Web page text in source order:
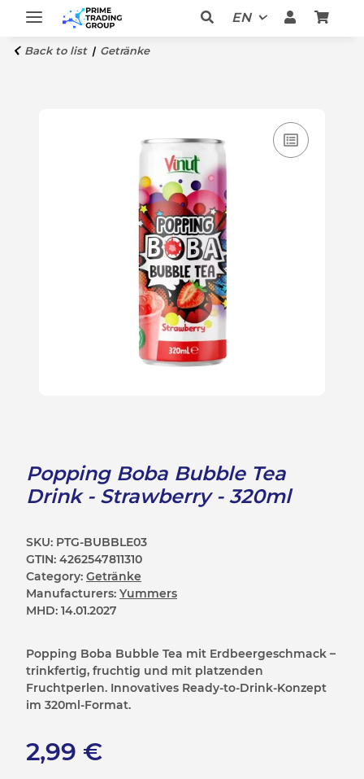
EN
Back to list Getränke
Popping Boba Bubble Tea
Drink - Strawberry - 320ml
SKU: PTG-BUBBLE03
GTIN: 4262547811310
Category: Getränke
Manufacturers: Yummers
MHD: 14.01.2027
Popping Boba Bubble Tea mit Erdbeergeschmack –
trinkfertig, fruchtig und mit platzenden
Fruchtperlen. Innovatives Ready-to-Drink-Konzept
im 320ml-Format.
2,99 €